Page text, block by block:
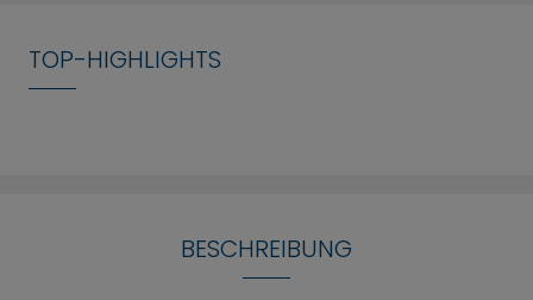
TOP-HIGHLIGHTS
BESCHREIBUNG